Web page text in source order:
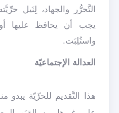
التَّحرُّر والجهاد، لِنَيل
يجب أن يحافظ عليها
واستُلِبَت.
العدالة الإجتماعيّة
هذا التَّقديم للحرِّيّة يبدو